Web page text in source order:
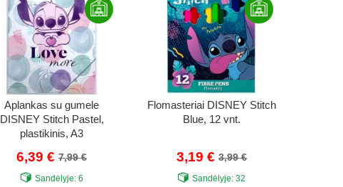
Aplankas su gumele
DISNEY Stitch Pastel,
plastikinis, A3
6,39 € 7,99 €
Sandėlyje:6
Flomasteriai DISNEY Stitch
Blue, 12 vnt.
3,19 € 3,99 €
Sandėlyje: 32